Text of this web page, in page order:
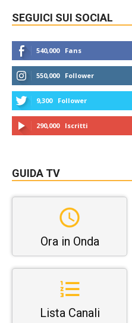
SEGUICI SUI SOCIAL
540,000 Fans
550,000 Follower
9,300 Follower
290,000 Iscritti
GUIDA TV
Ora in Onda
Lista Canali